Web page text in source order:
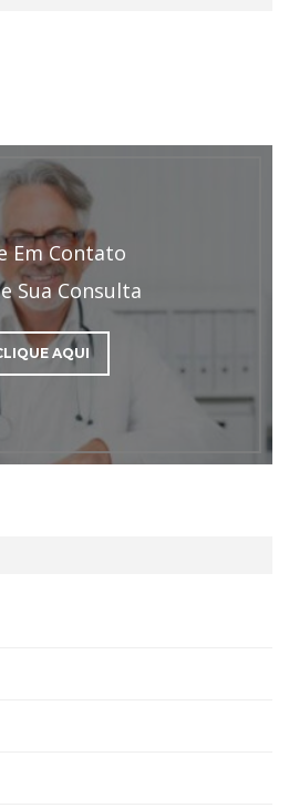
Em Contato
Sua Consulta
AQUI